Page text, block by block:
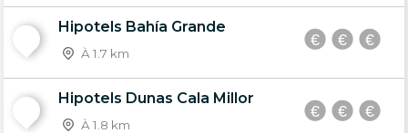
Hipotels Bahía Grande
À 1.7 km
Hipotels Dunas Cala Millor
À 1.8 km